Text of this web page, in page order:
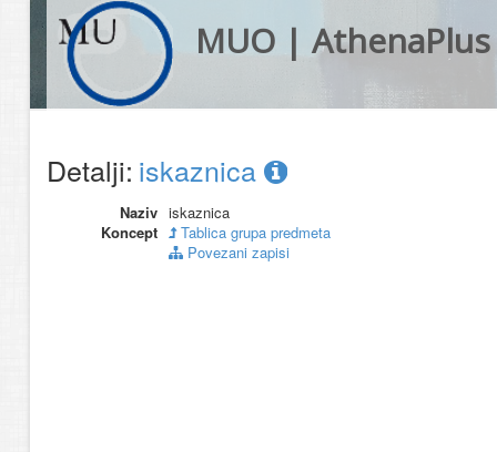
MUO | AthenaPlus
Detalji: iskaznica
Naziv iskaznica
Koncept
Tablica grupa predmeta
Povezani zapisi